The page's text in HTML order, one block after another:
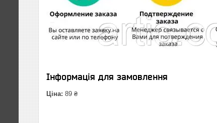
Інформація для замовлення
Ціна: 89 ₴